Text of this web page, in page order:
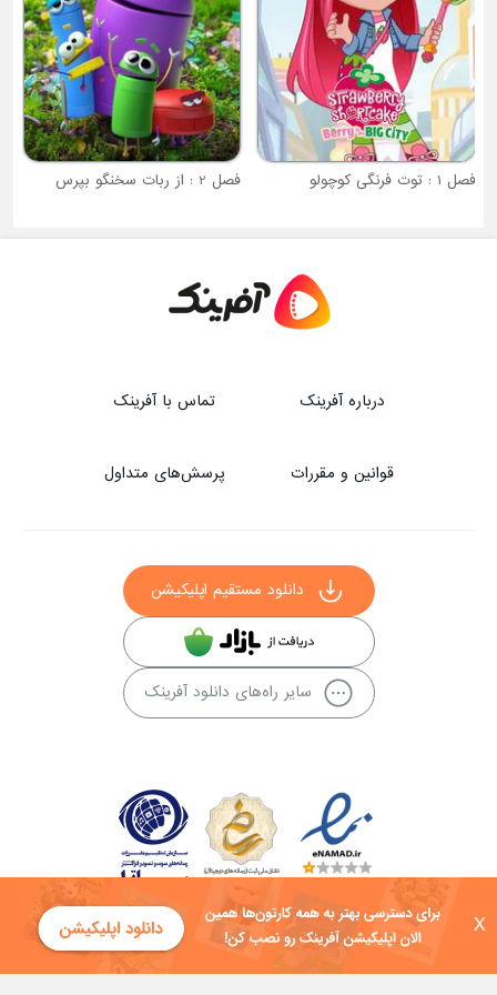
X
فصل 1 : توت فرنگی کوچولو فصل 2 : از ربات سخنگو بپرس
درباره آفرینک تماس با آفرینک
قوانین و مقررات پرسش‌های متداول
دانلود مستقیم اپلیکیشن
سایر راه‌های دانلود آفرینک
کلیه حقوق این سایت به شرکت توسعه فناوی هفت آسمان توکان تعلق دارد و